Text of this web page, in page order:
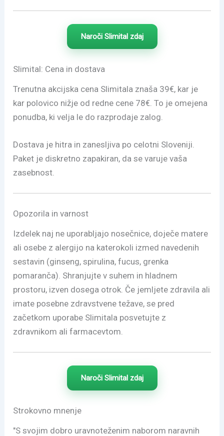
Naroči Slimital zdaj
Slimital: Cena in dostava
Trenutna akcijska cena Slimitala znaša 39€, kar je
kar polovico nižje od redne cene 78€. To je omejena
ponudba, ki velja le do razprodaje zalog.
Dostava je hitra in zanesljiva po celotni Sloveniji.
Paket je diskretno zapakiran, da se varuje vaša
zasebnost.
Opozorila in varnost
Izdelek naj ne uporabljajo nosečnice, doječe matere
ali osebe z alergijo na katerokoli izmed navedenih
sestavin (ginseng, spirulina, fucus, grenka
pomaranča). Shranjujte v suhem in hladnem
prostoru, izven dosega otrok. Če jemljete zdravila ali
imate posebne zdravstvene težave, se pred
začetkom uporabe Slimitala posvetujte z
zdravnikom ali farmacevtom.
Naroči Slimital zdaj
Strokovno mnenje
"S svojim dobro uravnoteženim naborom naravnih